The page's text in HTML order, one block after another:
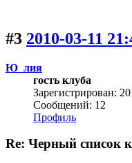
#3 2010-03-11
Ю_лия
гость клуба
Зарегистрирован:
Сообщений: 12
Профиль
Re: Черный список